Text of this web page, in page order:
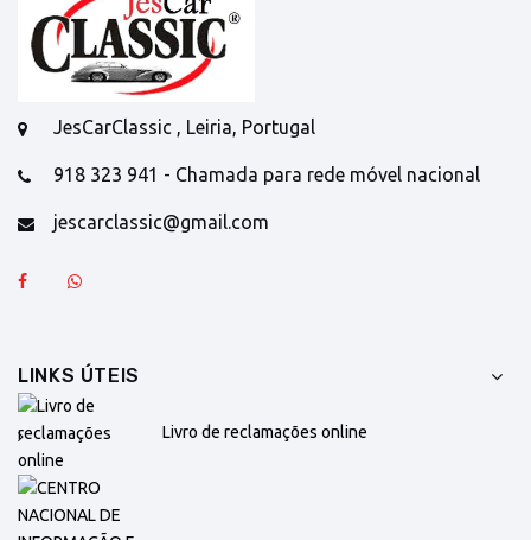
JesCarClassic , Leiria, Portugal
918 323 941 - Chamada para rede móvel nacional
jescarclassic@gmail.com
LINKS ÚTEIS
Livro de reclamações online